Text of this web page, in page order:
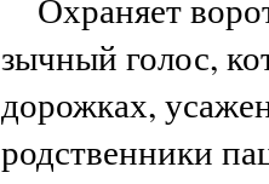
зычный голос,
дорожках,
родственники